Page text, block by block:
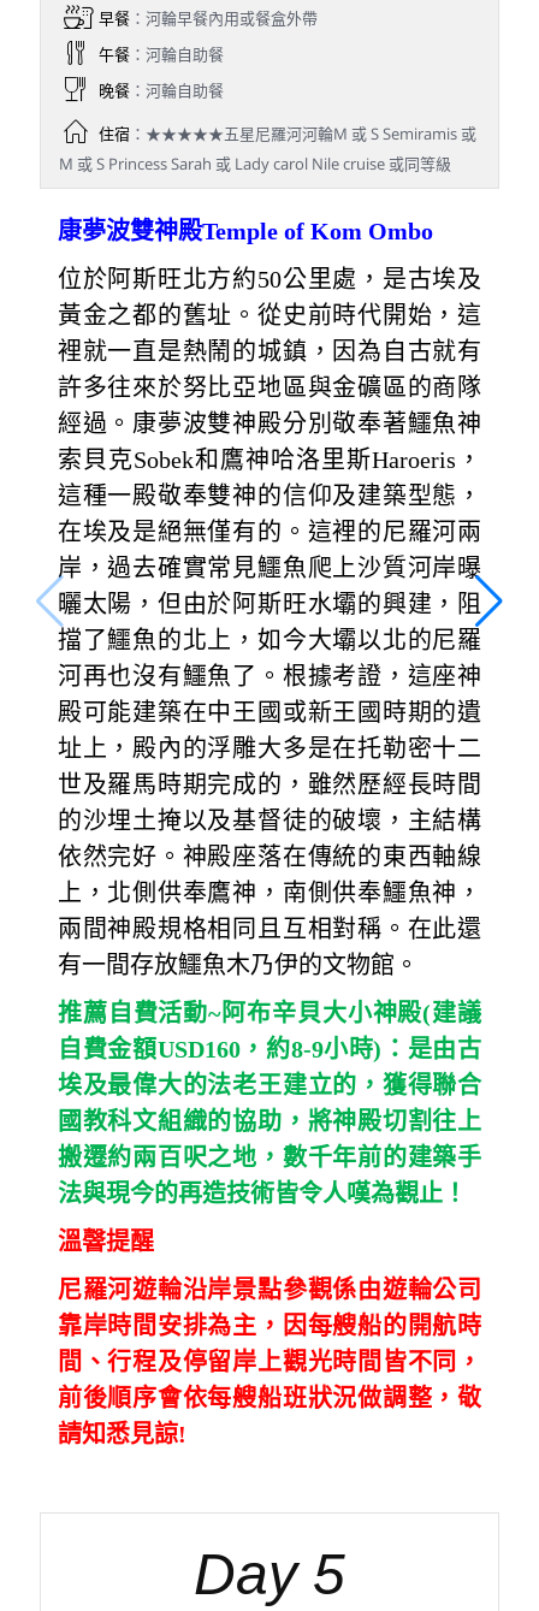
早餐：河輪早餐內用或餐盒外帶
午餐：河輪自助餐
晚餐：河輪自助餐
住宿：★★★★★五星尼羅河河輪M 或 S Semiramis 或
M 或 S Princess Sarah 或 Lady carol Nile cruise 或同等級
康夢波雙神殿Temple of Kom Ombo
位於阿斯旺北方約50公里處，是古埃及
黃金之都的舊址。從史前時代開始，這
裡就一直是熱鬧的城鎮，因為自古就有
許多往來於努比亞地區與金礦區的商隊
經過。康夢波雙神殿分別敬奉著鱷魚神
索貝克Sobek和鷹神哈洛里斯Haroeris，
這種一殿敬奉雙神的信仰及建築型態，
在埃及是絕無僅有的。這裡的尼羅河兩
岸，過去確實常見鱷魚爬上沙質河岸曝
曬太陽，但由於阿斯旺水壩的興建，阻
擋了鱷魚的北上，如今大壩以北的尼羅
河再也沒有鱷魚了。根據考證，這座神
殿可能建築在中王國或新王國時期的遺
址上，殿內的浮雕大多是在托勒密十二
世及羅馬時期完成的，雖然歷經長時間
的沙埋土掩以及基督徒的破壞，主結構
依然完好。神殿座落在傳統的東西軸線
上，北側供奉鷹神，南側供奉鱷魚神，
兩間神殿規格相同且互相對稱。在此還
有一間存放鱷魚木乃伊的文物館。
推薦自費活動~阿布辛貝大小神殿(建議
自費金額USD160，約8-9小時)：是由古
埃及最偉大的法老王建立的，獲得聯合
國教科文組織的協助，將神殿切割往上
搬遷約兩百呎之地，數千年前的建築手
法與現今的再造技術皆令人嘆為觀止！
溫韾提醒
尼羅河遊輪沿岸景點參觀係由遊輪公司
靠岸時間安排為主，因每艘船的開航時
間、行程及停留岸上觀光時間皆不同，
前後順序會依每艘船班狀況做調整，敬
請知悉見諒!
Day 5